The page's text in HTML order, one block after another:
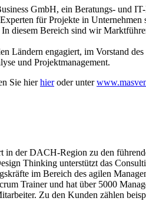
GmbH, ein Beratungs- und
für Projekte in
diesem Bereich sind wir
Ländern engagiert, im Vorstand
und Projektmanagement.
Sie hierhieroder unter
der DACH-Region zu den
Thinking unterstützt das
im Bereich des agilen
Trainer und hat über 5000
Zu den Kunden zählen